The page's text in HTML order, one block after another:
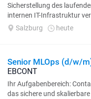
Sicherstellung des
internen IT-Infrastruktur
dabei auf Sie zukommen...
Salzburg heute
Senior MLOps (d/w/
EBCONT
Ihr Aufgabenbereich:
das sichere und